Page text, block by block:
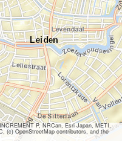
P, NRCan, Esri Japan, METI,
(c) OpenStreetMap contributors, and the